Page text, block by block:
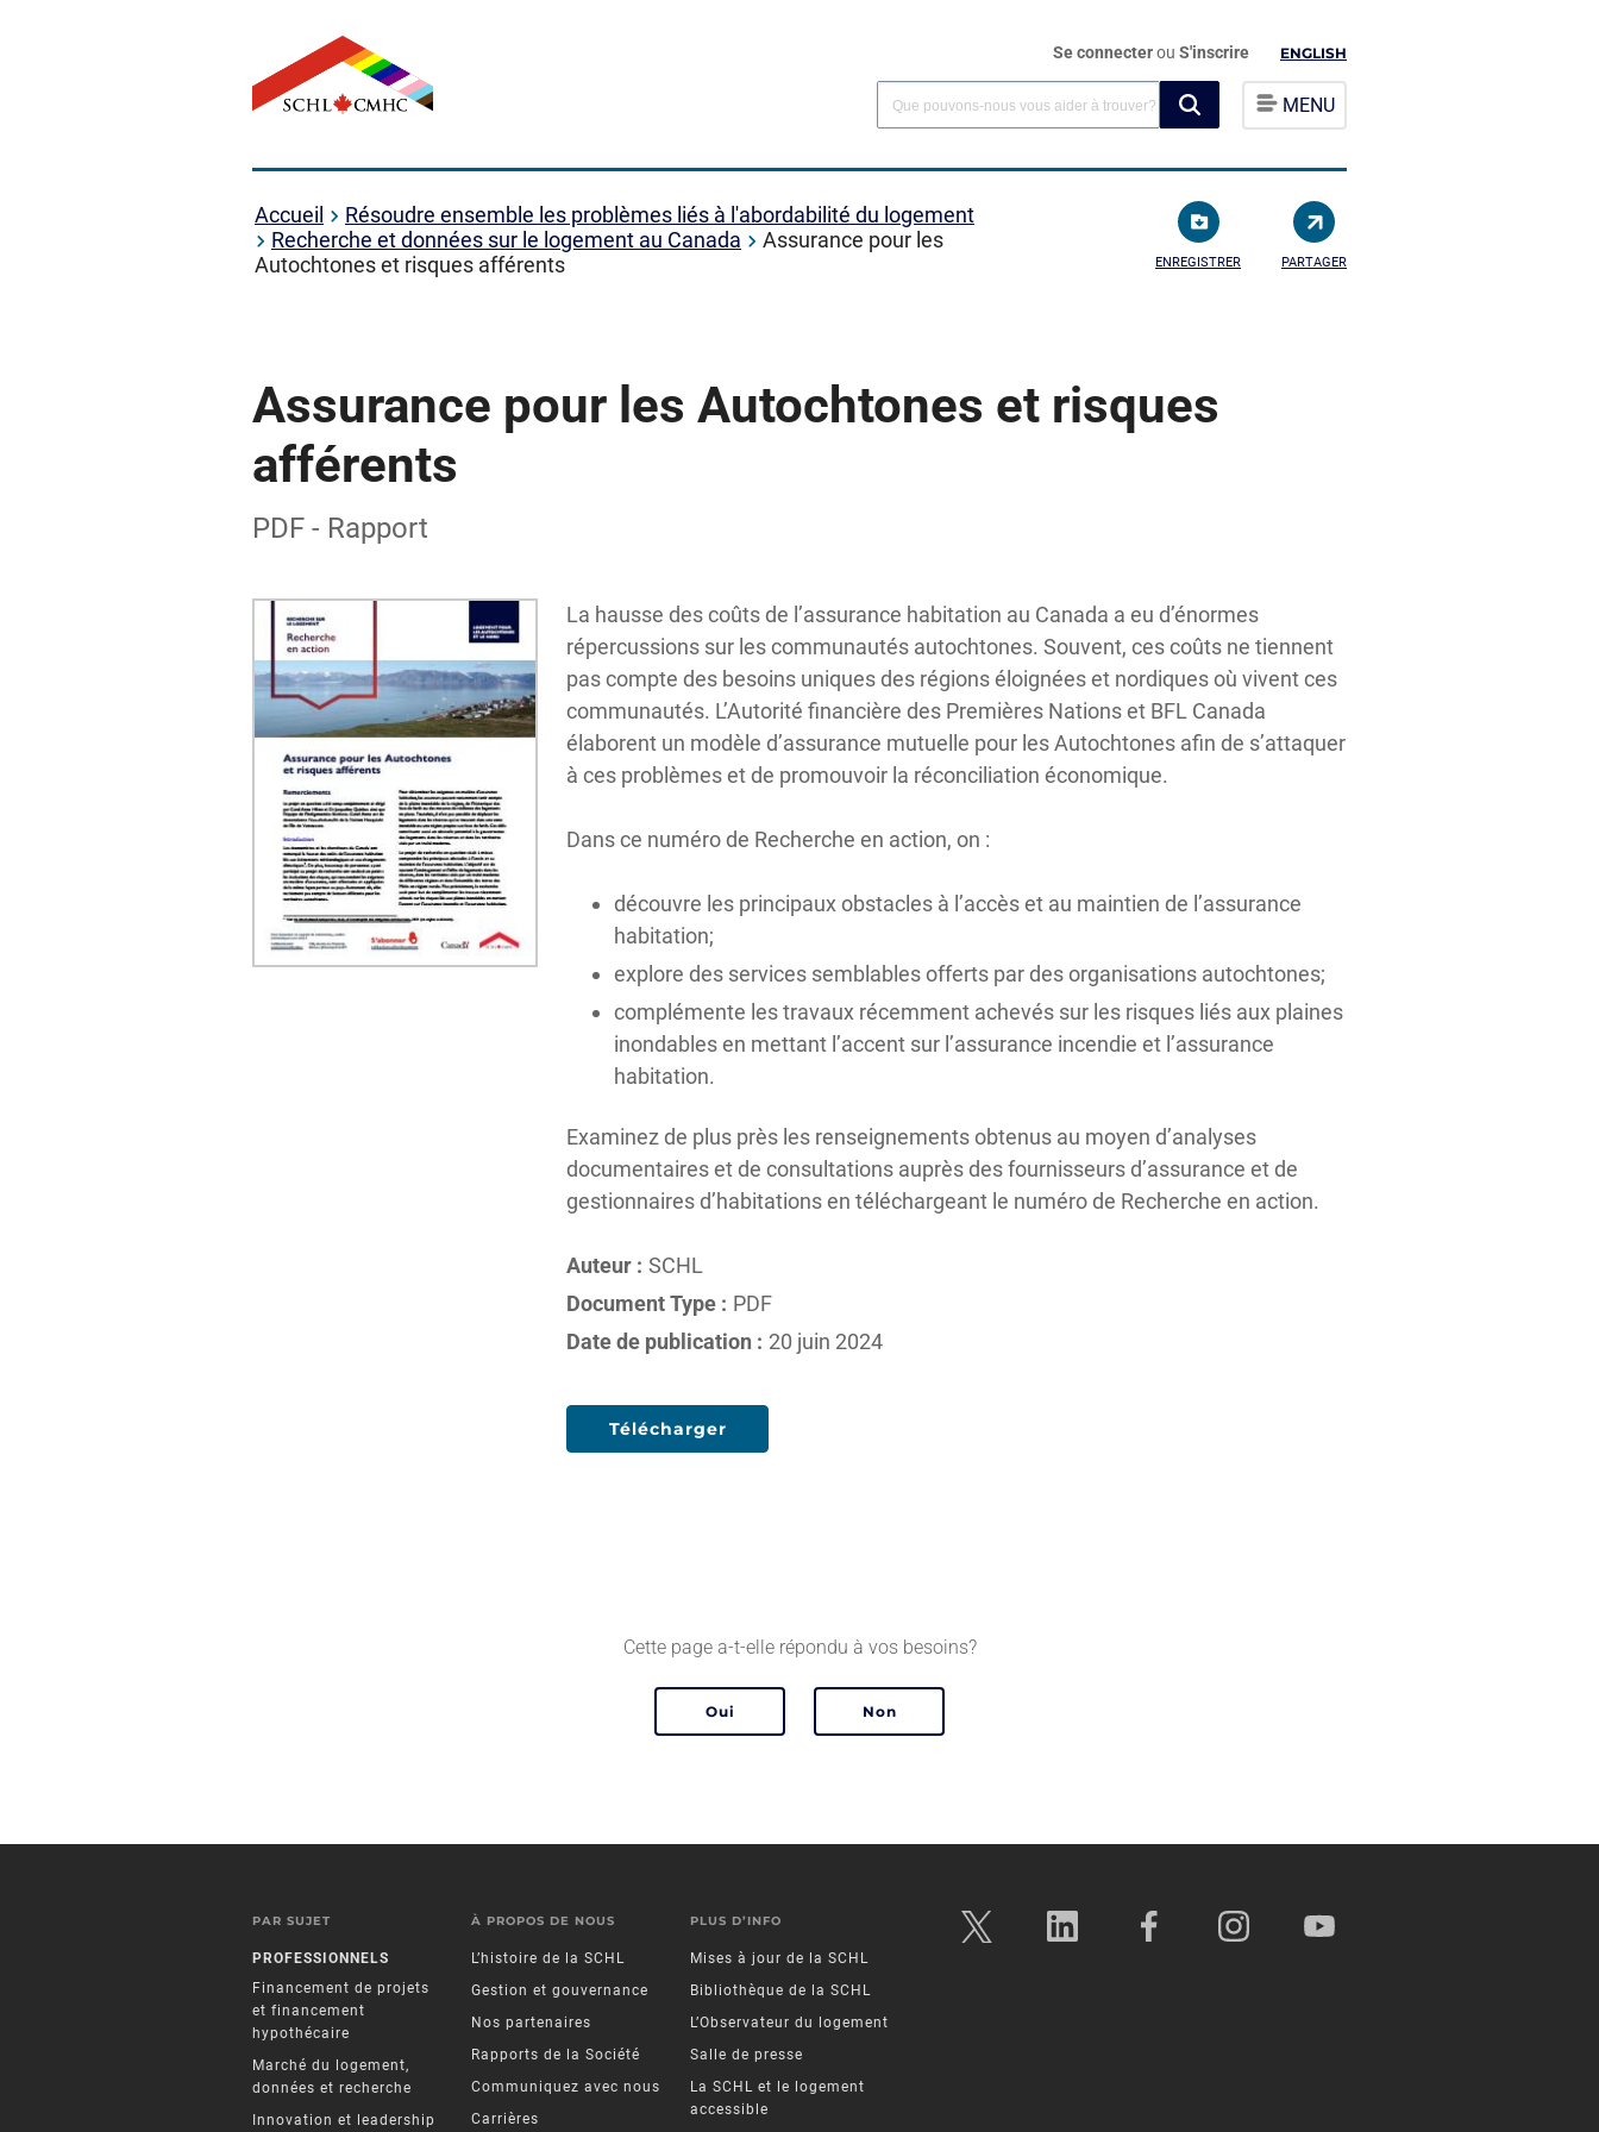
Se connecterou S'inscrire ENGLISH
MENU
Accueil
Résoudre ensemble les problèmes liés à l'abordabilité du logement
Recherche et données sur le logement au Canada
Assurance pour les
Autochtones et risques afférents
ENREGISTRER PARTAGER
Assurance pour les Autochtones et risques
afférents
PDF - Rapport
La hausse des coûts de l’assurance habitation au Canada a eu d’énormes
répercussions sur les communautés autochtones. Souvent, ces coûts ne tiennent
pas compte des besoins uniques des régions éloignées et nordiques où vivent ces
communautés. L’Autorité financière des Premières Nations et BFL Canada
élaborent un modèle d’assurance mutuelle pour les Autochtones afin de s’attaquer
à ces problèmes et de promouvoir la réconciliation économique.
Dans ce numéro de Recherche en action, on :
découvre les principaux obstacles à l’accès et au maintien de l’assurance
habitation;
explore des services semblables offerts par des organisations autochtones;
complémente les travaux récemment achevés sur les risques liés aux plaines
inondables en mettant l’accent sur l’assurance incendie et l’assurance
habitation.
Examinez de plus près les renseignements obtenus au moyen d’analyses
documentaires et de consultations auprès des fournisseurs d’assurance et de
gestionnaires d’habitations en téléchargeant le numéro de Recherche en action.
Auteur : SCHL
Document Type : PDF
Date de publication : 20 juin 2024
Télécharger
Cette page a-t-elle répondu à vos besoins?
PAR SUJET
PROFESSIONNELS
Financement de projets
et financement
hypothécaire
Marché du logement,
données et recherche
Innovation et leadership
À PROPOS DE NOUS
L’histoire de la SCHL
Gestion et gouvernance
Nos partenaires
Rapports de la Société
Communiquez avec nous
Carrières
PLUS D’INFO
Mises à jour de la SCHL
Bibliothèque de la SCHL
L’Observateur du logement
Salle de presse
La SCHL et le logement
accessible